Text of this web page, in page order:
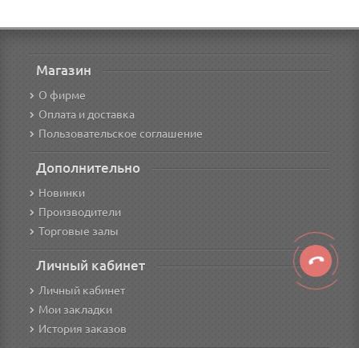
Магазин
О фирме
Оплата и доставка
Пользовательское соглашение
Дополнительно
Новинки
Производители
Торговые залы
Личный кабинет
Личный кабинет
Мои закладки
История заказов